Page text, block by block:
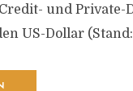
und Private-
US-Dollar